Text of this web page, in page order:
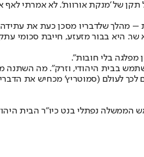
של 'מנקת אורוות'. לא אמרתי
שלדבריו מסכן כעת את עתידה
היא בבור מזעזע, חייבת סכומי
בלי חובות".
בבית היהודי, וזרק". מה השתנה
לעולם (סמוטריץ' מכחיש את
הממשלה נפתלי בנט כיו"ר הבית